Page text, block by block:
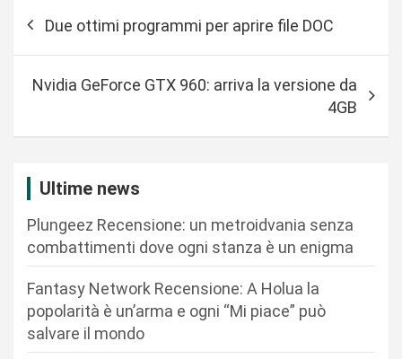
Due ottimi programmi per aprire file DOC
Nvidia GeForce GTX 960: arriva la versione da
4GB
Ultime news
Plungeez Recensione: un metroidvania senza
combattimenti dove ogni stanza è un enigma
Fantasy Network Recensione: A Holua la
popolarità è un’arma e ogni “Mi piace” può
salvare il mondo